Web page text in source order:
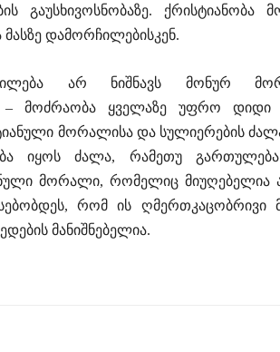
გაუსხივოსნობაზე. ქრისტიანობა
მასზე დამორჩილებისკენ.
არ ნიშნავს მონურ
მოძრაობა ყველაზე უფრო დიდი
მორალისა და სულიერების
იყოს ძალა, რამეთუ
მორალი, რომელიც
რომ ის
მანიშნებელია.